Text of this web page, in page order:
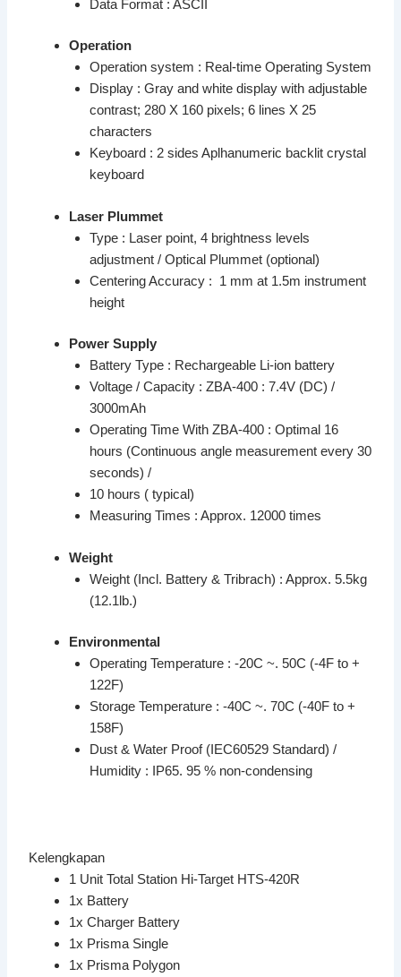
Data Format : ASCII
Operation
Operation system : Real-time Operating System
Display : Gray and white display with adjustable
contrast; 280 X 160 pixels; 6 lines X 25
characters
Keyboard : 2 sides Aplhanumeric backlit crystal
keyboard
Laser Plummet
Type : Laser point, 4 brightness levels
adjustment / Optical Plummet (optional)
Centering Accuracy : 1 mm at 1.5m instrument
height
Power Supply
Battery Type : Rechargeable Li-ion battery
Voltage / Capacity : ZBA-400 : 7.4V (DC) /
3000mAh
Operating Time With ZBA-400 : Optimal 16
hours (Continuous angle measurement every 30
seconds) /
10 hours ( typical)
Measuring Times : Approx. 12000 times
Weight
Weight (Incl. Battery & Tribrach) : Approx. 5.5kg
(12.1lb.)
Environmental
Operating Temperature : -20C ~. 50C (-4F to +
122F)
Storage Temperature : -40C ~. 70C (-40F to +
158F)
Dust & Water Proof (IEC60529 Standard) /
Humidity : IP65. 95 % non-condensing
Kelengkapan
1 Unit Total Station Hi-Target HTS-420R
1x Battery
1x Charger Battery
1x Prisma Single
1x Prisma Polygon